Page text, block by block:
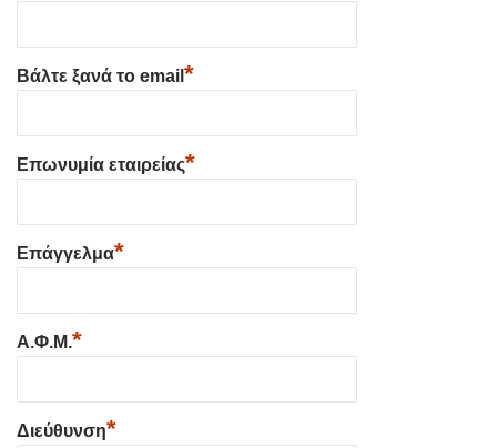
Βάλτε ξανά το email *
Επωνυμία εταιρείας*
Επάγγελμα*
Α.Φ.Μ.*
Διεύθυνση*